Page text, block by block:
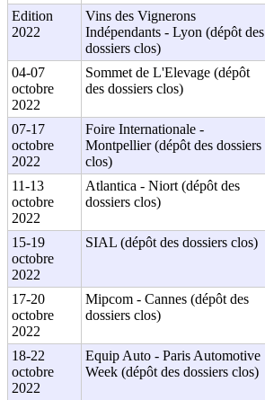
Edition
2022
Vins des Vignerons
Indépendants - Lyon (dépôt des
dossiers clos)
04-07
octobre
2022
Sommet de L'Elevage (dépôt
des dossiers clos)
07-17
octobre
2022
Foire Internationale -
Montpellier (dépôt des dossiers
clos)
11-13
octobre
2022
Atlantica - Niort (dépôt des
dossiers clos)
15-19
octobre
2022
SIAL (dépôt des dossiers clos)
17-20
octobre
2022
Mipcom - Cannes (dépôt des
dossiers clos)
18-22
octobre
2022
Equip Auto - Paris Automotive
Week (dépôt des dossiers clos)